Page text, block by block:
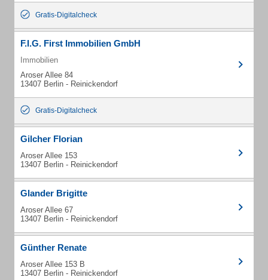
Gratis-Digitalcheck
F.I.G. First Immobilien GmbH
Immobilien
Aroser Allee 84
13407 Berlin - Reinickendorf
Gratis-Digitalcheck
Gilcher Florian
Aroser Allee 153
13407 Berlin - Reinickendorf
Glander Brigitte
Aroser Allee 67
13407 Berlin - Reinickendorf
Günther Renate
Aroser Allee 153 B
13407 Berlin - Reinickendorf